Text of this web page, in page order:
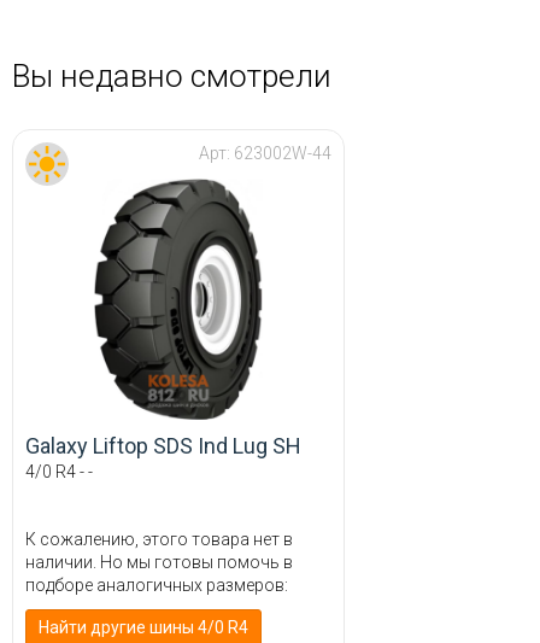
Вы недавно смотрели
Арт: 623002W-44
Galaxy Liftop SDS Ind Lug SH
4/0 R4 - -
К сожалению, этого товара нет в
наличии. Но мы готовы помочь в
подборе аналогичных размеров:
Найти другие шины 4/0 R4